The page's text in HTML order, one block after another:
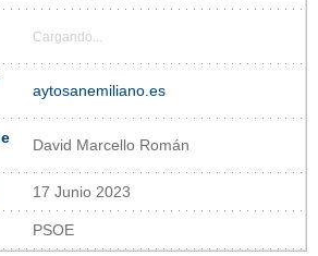
Cargando...
aytosanemiliano.es
David Marcello Román
17 Junio 2023
PSOE